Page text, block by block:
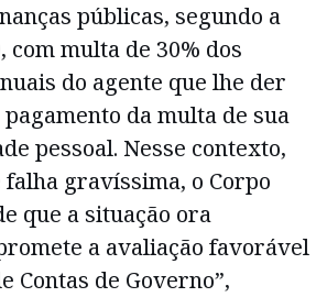
públicas, segundo a
com multa de 30% dos
do agente que lhe der
pagamento da multa de sua
pessoal. Nesse contexto,
gravíssima, o Corpo
que a situação ora
a avaliação favorável
Contas de Governo”,